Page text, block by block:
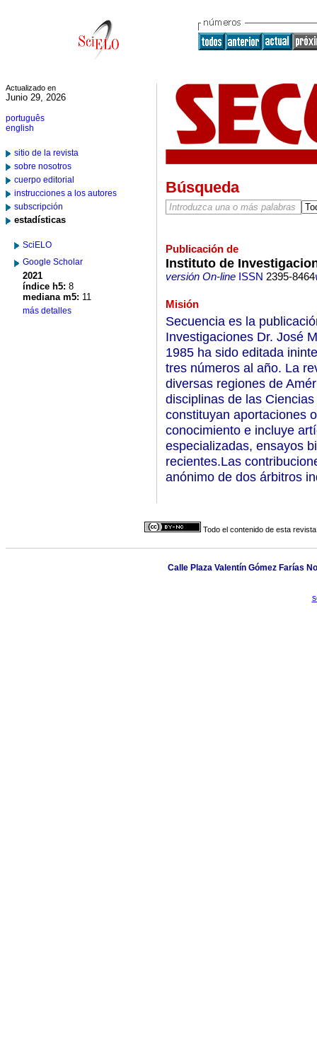
Actualizado en
Junio 29, 2026
português
english
sitio de la revista
sobre nosotros
cuerpo editorial
instrucciones a los autores
subscripción
estadísticas
SciELO
Google Scholar
2021
índice h5: 8
mediana m5: 11
más detalles
Búsqueda
Publicación de
Instituto de
versión On-lineISSN 2395-8464
Misión
Secuencia es la
Investigaciones Dr. José
1985 ha sido editada
tres números al año. La
diversas regiones de
disciplinas de las
constituyan aportaciones
conocimiento e incluye
especializadas, ensayos
recientes.Las
anónimo de dos árbitros
Todo el contenido de esta
Calle Plaza Valentín Gómez Farías